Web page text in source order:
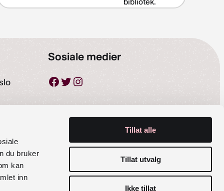
du bruker
kan
inn
Tillat alle
Tillat utvalg
Ikke tillat
Sosiale medier
Facebook Twitter Instagram